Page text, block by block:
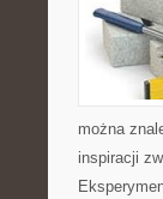
można
inspiracji